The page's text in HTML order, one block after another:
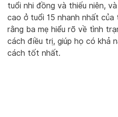
tuổi nhi đồng và thiếu niên,
cao ở tuổi 15 nhanh nhất của
rằng ba mẹ hiểu rõ về tình
cách điều trị, giúp họ có khả
cách tốt nhất.